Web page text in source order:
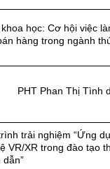
học: Cơ hội việc
hàng trong ngành
PHT Phan Thị Tình
trải nghiệm “Ứng
VR/XR trong đào tạo
dẫn”